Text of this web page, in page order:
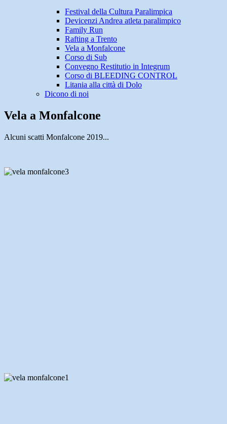
Festival della Cultura Paralimpica
Devicenzi Andrea atleta paralimpico
Family Run
Rafting a Trento
Vela a Monfalcone
Corso di Sub
Convegno Restitutio in Integrum
Corso di BLEEDING CONTROL
Litania alla città di Dolo
Dicono di noi
Vela a Monfalcone
Alcuni scatti Monfalcone 2019...